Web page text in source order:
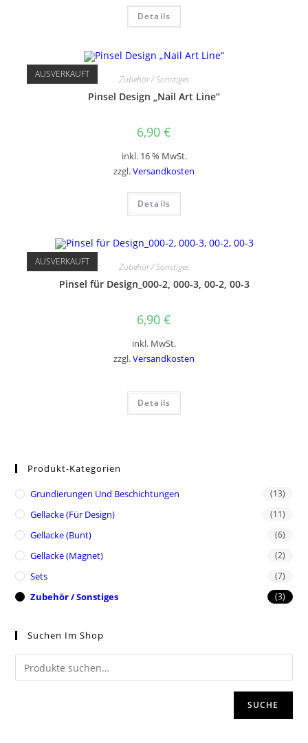
Details
AUSVERKAUFT Zubehör / Sonstiges
Pinsel Design „Nail Art Line“
6,90 €
inkl. 16 % MwSt.
zzgl.Versandkosten
Details
AUSVERKAUFT Zubehör / Sonstiges
Pinsel für Design_000-2, 000-3, 00-2, 00-3
6,90 €
inkl. MwSt.
zzgl.Versandkosten
Details
Produkt-Kategorien
Grundierungen Und Beschichtungen (13)
Gellacke (für Design) (11)
Gellacke (Bunt) (6)
Gellacke (Magnet) (2)
Sets (7)
Zubehör / Sonstiges (3)
Suchen Im Shop
SUCHE